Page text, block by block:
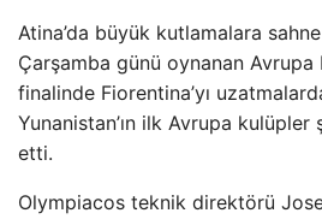
Atina’da büyük kutlamalara
Çarşamba günü oynanan Avrupa
finalinde Fiorentina’yı
Yunanistan’ın ilk Avrupa
etti.
Olympiacos teknik direktörü